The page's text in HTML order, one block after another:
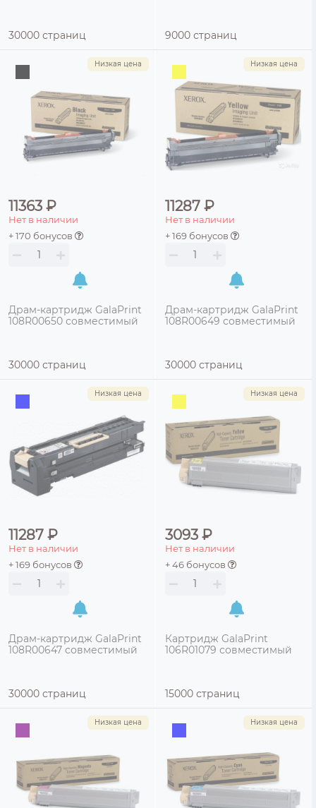
30000 страниц 9000 страниц
Низкая цена
11363 ₽
Нет в наличии
+ 170 бонусов
Драм-картридж GalaPrint
108R00650 совместимый
30000 страниц
Низкая цена
11287 ₽
Нет в наличии
+ 169 бонусов
Драм-картридж GalaPrint
108R00649 совместимый
30000 страниц
Низкая цена
11287 ₽
Нет в наличии
+ 169 бонусов
Драм-картридж GalaPrint
108R00647 совместимый
30000 страниц
Низкая цена
3093 ₽
Нет в наличии
+ 46 бонусов
Картридж GalaPrint
106R01079 совместимый
15000 страниц
Низкая цена Низкая цена